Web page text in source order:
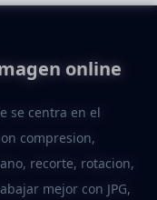
online
se centra en el
compresion,
recorte, rotacion,
mejor con JPG,